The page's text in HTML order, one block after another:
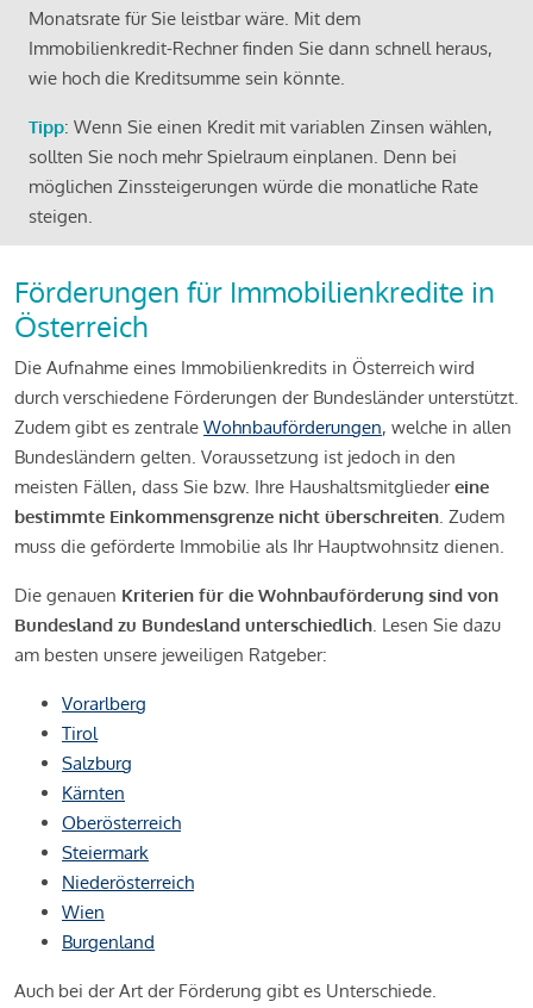
Monatsrate für Sie leistbar wäre. Mit dem
Immobilienkredit-Rechner finden Sie dann schnell heraus,
wie hoch die Kreditsumme sein könnte.
Tipp: Wenn Sie einen Kredit mit variablen Zinsen wählen,
sollten Sie noch mehr Spielraum einplanen. Denn bei
möglichen Zinssteigerungen würde die monatliche Rate
steigen.
Förderungen für Immobilienkredite in
Österreich
Die Aufnahme eines Immobilienkredits in Österreich wird
durch verschiedene Förderungen der Bundesländer unterstützt.
Zudem gibt es zentrale Wohnbauförderungen, welche in allen
Bundesländern gelten. Voraussetzung ist jedoch in den
meisten Fällen, dass Sie bzw. Ihre Haushaltsmitgliedereine
bestimmte Einkommensgrenze nicht überschreiten. Zudem
muss die geförderte Immobilie als Ihr Hauptwohnsitz dienen.
Die genauen Kriterien für die Wohnbauförderung sind von
Bundesland zu Bundesland unterschiedlich. Lesen Sie dazu
am besten unsere jeweiligen Ratgeber:
Vorarlberg
Tirol
Salzburg
Kärnten
Oberösterreich
Steiermark
Niederösterreich
Wien
Burgenland
Auch bei der Art der Förderung gibt es Unterschiede.